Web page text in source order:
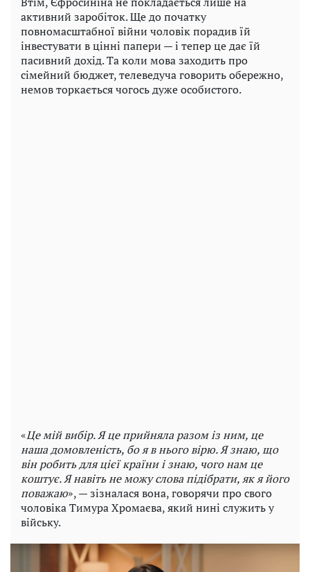
активний заробіток. Ще до початку
повномасштабної війни чоловік порадив їй
інвестувати в цінні папери — і тепер це дає їй
пасивний дохід. Та коли мова заходить про
сімейний бюджет, телеведуча говорить обережно,
немов торкається чогось дуже особистого.
«Це мій вибір. Я це прийняла разом із ним, це
наша домовленість, бо я в нього вірю. Я знаю, що
він робить для цієї країни і знаю, чого нам це
коштує. Я навіть не можу слова підібрати, як я його
поважаю», — зізналася вона, говорячи про свого
чоловіка Тимура Хромаєва, який нині служить у
війську.